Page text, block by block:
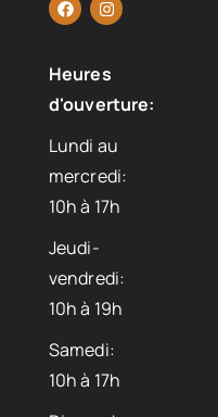
Heures
d'ouverture:
Lundi au
mercredi:
10h à 17h
Jeudi-
vendredi:
10h à 19h
Samedi:
10h à 17h